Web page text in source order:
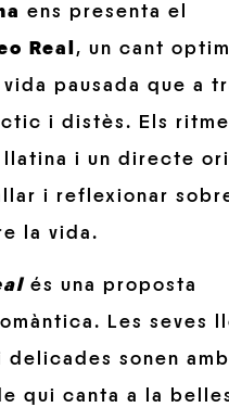
ens presenta el
Real , un cant
pausada que a
i distès. Els
llatina i un directe
i reflexionar
la vida.
és una proposta
Les seves
delicades sonen
qui canta a la